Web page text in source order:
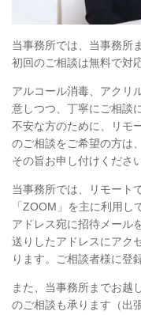
当事務所では、当事務所
初回のご相談は無料で対
アルコール消毒、アクリ
意しつつ、丁寧にご相談
不安な方のために、リモ
のご相談をご希望の方は
その旨お申し付けください
当事務所では、リモート
「ZOOM」を主に利用
アドレス宛に招待メール
送りしたアドレスにアク
ります。ご相談者様に登
また、当事務所までお越
のご相談も承ります（出